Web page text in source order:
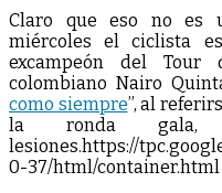
Claro que eso no es
miércoles el ciclista
excampeón del Tour
colombiano Nairo
como siempre”, al
la ronda gala,
lesiones.https://
0-37/html/container.html